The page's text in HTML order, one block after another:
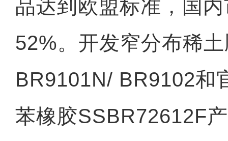
品达到欧盟标准，国
52%。开发窄分布稀
BR9101N/ BR9102和
苯橡胶SSBR72612F